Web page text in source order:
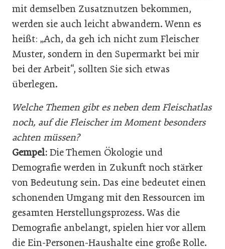
mit demselben Zusatznutzen bekommen,
werden sie auch leicht abwandern. Wenn es
heißt: „Ach, da geh ich nicht zum Fleischer
Muster, sondern in den Supermarkt bei mir
bei der Arbeit“, sollten Sie sich etwas
überlegen.
Welche Themen gibt es neben dem Fleischatlas
noch, auf die Fleischer im Moment besonders
achten müssen?
Gempel: Die Themen Ökologie und
Demografie werden in Zukunft noch stärker
von Bedeutung sein. Das eine bedeutet einen
schonenden Umgang mit den Ressourcen im
gesamten Herstellungsprozess. Was die
Demografie anbelangt, spielen hier vor allem
die Ein-Personen-Haushalte eine große Rolle.